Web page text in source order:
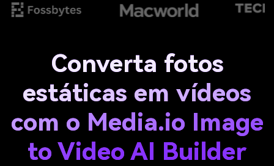
Converta fotos
estáticas em vídeos
com o Media.io Image
to Video AI Builder